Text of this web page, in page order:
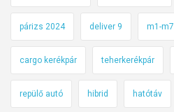
párizs 2024 deliver 9 m1-m7
cargo kerékpár teherkerékpár
repülő autó hibrid hatótáv